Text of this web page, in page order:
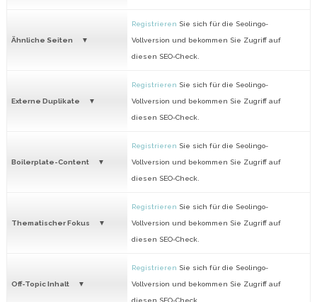
Ähnliche Seiten
Registrieren Sie sich für die Seolingo-
Vollversion und bekommen Sie Zugriff auf
diesen SEO-Check.
Externe Duplikate
Registrieren Sie sich für die Seolingo-
Vollversion und bekommen Sie Zugriff auf
diesen SEO-Check.
Boilerplate-Content
Registrieren Sie sich für die Seolingo-
Vollversion und bekommen Sie Zugriff auf
diesen SEO-Check.
Thematischer Fokus
Registrieren Sie sich für die Seolingo-
Vollversion und bekommen Sie Zugriff auf
diesen SEO-Check.
Off-Topic Inhalt
Registrieren Sie sich für die Seolingo-
Vollversion und bekommen Sie Zugriff auf
diesen SEO-Check.